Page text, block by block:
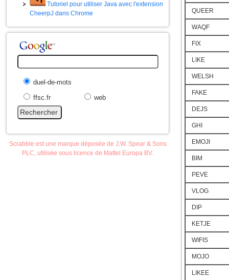
Tutoriel pour utiliser Java avec l'extension
CheerpJ dans Chrome
duel-de-mots
ffsc.fr
web
Scrabble est une marque déposée de J.W. Spear & Sons
PLC, utilisée sous licence de Mattel Europa BV.
QUEER
WAQF
FIX
LIKE
WELSH
FAKE
DEJS
GHI
EMOJI
BIM
PEVE
VLOG
DIP
KETJE
WIFIS
MOJO
LIKEE